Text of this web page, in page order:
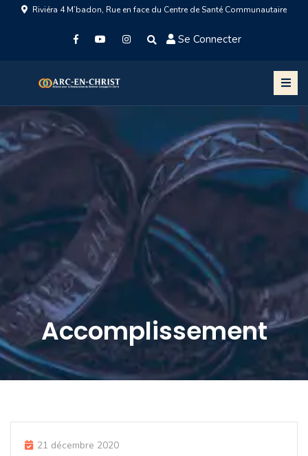
Riviéra 4 M’badon, Rue en face du Centre de Santé Communautaire
Se Connecter
Accomplissement
21 décembre 2020